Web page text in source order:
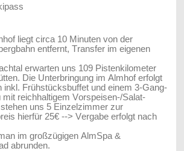
liegt circa 10 Minuten von der
entfernt, Transfer im eigenen
erwarten uns 109 Pistenkilometer
Die Unterbringung im Almhof erfolgt
inkl. Frühstücksbuffet und einem 3-Gang-
mit reichhaltigem Vorspeisen-/Salat-
uns 5 Einzelzimmer zur
hierfür 25€ --> Vergabe erfolgt nach
im großzügigen AlmSpa &
abrunden.